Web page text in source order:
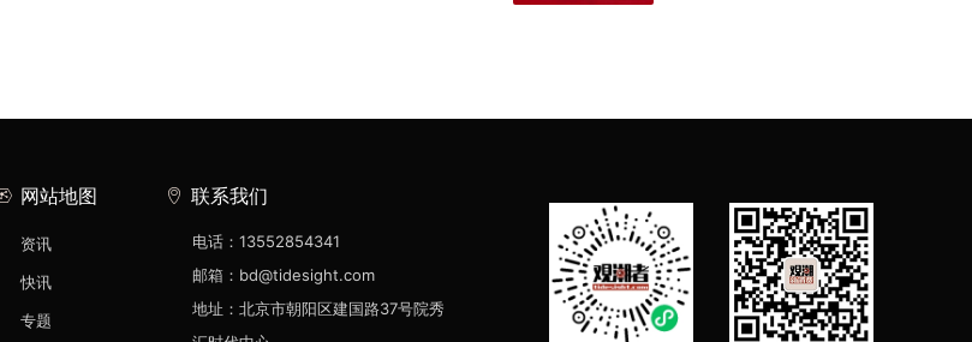
网站地图
资讯
快讯
专题
联系我们
电话：13552854341
邮箱：bd@tidesight.com
地址：北京市朝阳区建国路37号院秀